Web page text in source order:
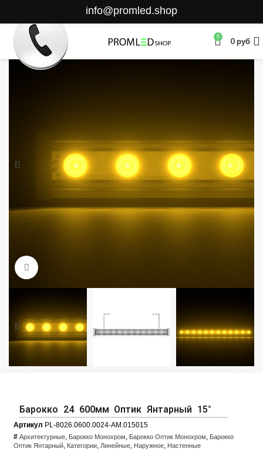
info@promled.shop
0 0руб
Барокко 24 600мм Оптик Янтарный 15°
Артикул PL-8026.0600.0024-AM.015015
# Архитектурные, Барокко Монохром, Барокко Оптик Монохром, Барокко
Оптик Янтарный, Категории, Линейные, Наружное, Настенные